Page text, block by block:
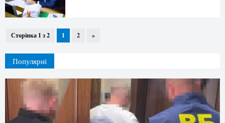
Сторінка 1 з 2 1 2 »
Популярні